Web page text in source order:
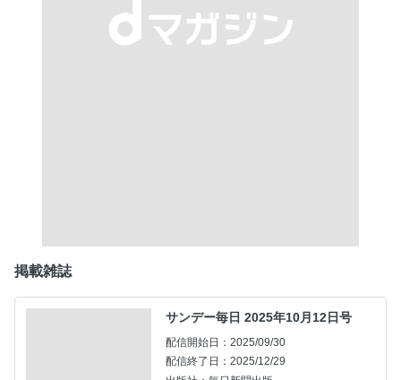
掲載雑誌
サンデー毎日 2025年10月12日号
配信開始日：2025/09/30
配信終了日：2025/12/29